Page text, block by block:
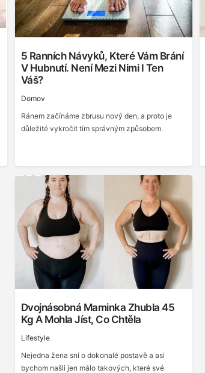
5 Ranních Návyků, Které Vám Brání
V Hubnutí. Není Mezi Nimi I Ten
Váš?
Domov
Ránem začínáme zbrusu nový den, a proto je
důležité vykročit tím správným způsobem.
Dvojnásobná Maminka Zhubla 45
Kg A Mohla Jíst, Co Chtěla
Lifestyle
Nejedna žena sní o dokonalé postavě a asi
bychom našli jen málo takových, které své